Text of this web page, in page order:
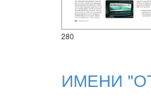
280
ИМЕНИ